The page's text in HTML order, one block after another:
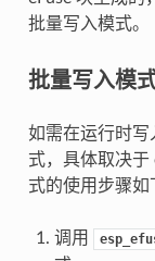
批量写入模式。
批量写入模
如需在运行时写
式，具体取决于
式的使用步骤如
调用